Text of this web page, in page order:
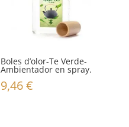
Boles d’olor-Te Verde-
Ambientador en spray.
9,46€